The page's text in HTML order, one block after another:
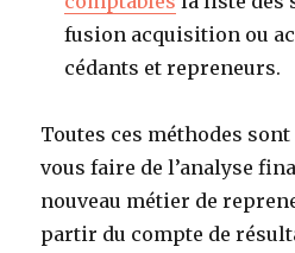
fusion acquisition ou
cédants et repreneurs.
Toutes ces méthodes
vous faire de l’analyse
nouveau métier de
partir du compte de